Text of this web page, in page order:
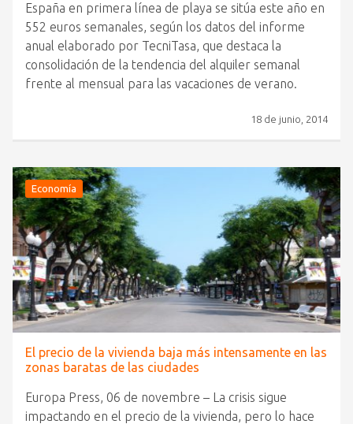
España en primera línea de playa se sitúa este año en
552 euros semanales, según los datos del informe
anual elaborado por TecniTasa, que destaca la
consolidación de la tendencia del alquiler semanal
frente al mensual para las vacaciones de verano.
18 de junio, 2014
Economía
El precio de la vivienda baja más intensamente en las
zonas baratas de las ciudades
Europa Press, 06 de novembre – La crisis sigue
impactando en el precio de la vivienda, pero lo hace